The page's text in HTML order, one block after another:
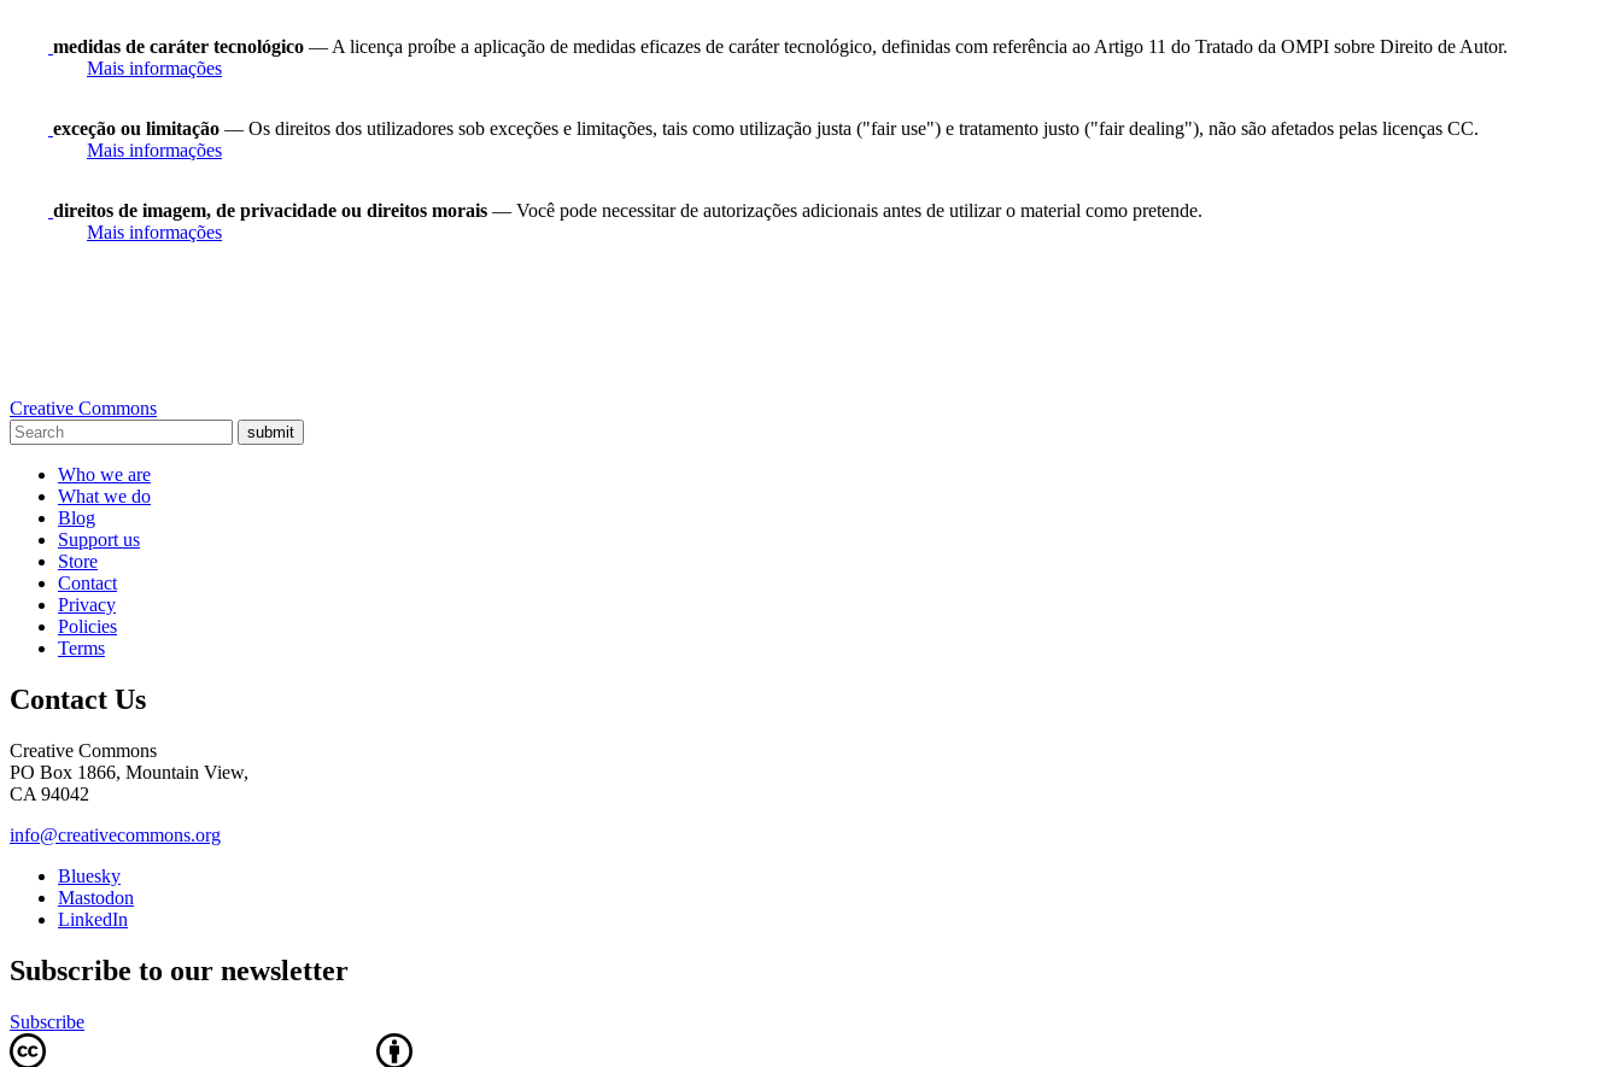
medidas de caráter tecnológico — A licença proíbe a aplicação de medidas eficazes de caráter tecnológico, definidas com referência ao Artigo 11 do Tratado da OMPI sobre Direito de Autor.
Mais informações
exceção ou limitação — Os direitos dos utilizadores sob exceções e limitações, tais como utilização justa ("fair use") e tratamento justo ("fair dealing"), não são afetados pelas licenças CC.
Mais informações
direitos de imagem, de privacidade ou direitos morais — Você pode necessitar de autorizações adicionais antes de utilizar o material como pretende.
Mais informações
Creative Commons
submit
Who we are
What we do
Blog
Support us
Store
Contact
Privacy
Policies
Terms
Contact Us
Creative Commons
PO Box 1866, Mountain View,
CA 94042
info@creativecommons.org
Bluesky
Mastodon
LinkedIn
Subscribe to our newsletter
Subscribe